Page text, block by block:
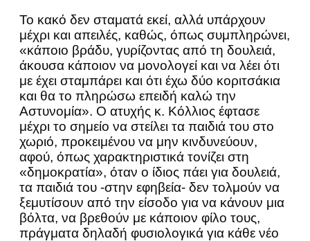
Το κακό δεν σταματά εκεί, αλλά υπάρχουν
μέχρι και απειλές, καθώς, όπως συμπληρώνει,
«κάποιο βράδυ, γυρίζοντας από τη δουλειά,
άκουσα κάποιον να μονολογεί και να λέει ότι
με έχει σταμπάρει και ότι έχω δύο κοριτσάκια
και θα το πληρώσω επειδή καλώ την
Αστυνομία». Ο ατυχής κ. Κόλλιος έφτασε
μέχρι το σημείο να στείλει τα παιδιά του στο
χωριό, προκειμένου να μην κινδυνεύουν,
αφού, όπως χαρακτηριστικά τονίζει στη
«δημοκρατία», όταν ο ίδιος πάει για δουλειά,
τα παιδιά του -στην εφηβεία- δεν τολμούν να
ξεμυτίσουν από την είσοδο για να κάνουν μια
βόλτα, να βρεθούν με κάποιον φίλο τους,
πράγματα δηλαδή φυσιολογικά για κάθε νέο